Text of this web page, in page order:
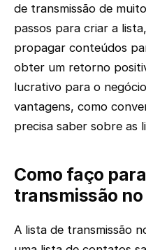
de transmissão de
passos para criar a
propagar conteúdos
obter um retorno
lucrativo para o
vantagens, como
precisa saber sobre as
Como faço
transmissão
A lista de transmissão